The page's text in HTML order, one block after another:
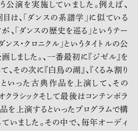
公演を実施していました。例えば、
は、「ダンスの系譜学」に似ている
、「ダンスの歴史を巡る」というテー
ンス・クロニクル」というタイトルの公
しました。、一番最初に『ジゼル』を
て、その次に『白鳥の湖』、『くるみ割り
といった古典作品を上演して、その
クラシックそして最後はコンテンポラ
を上演するといったプログラムで構
いました。その中で、毎年オーディ